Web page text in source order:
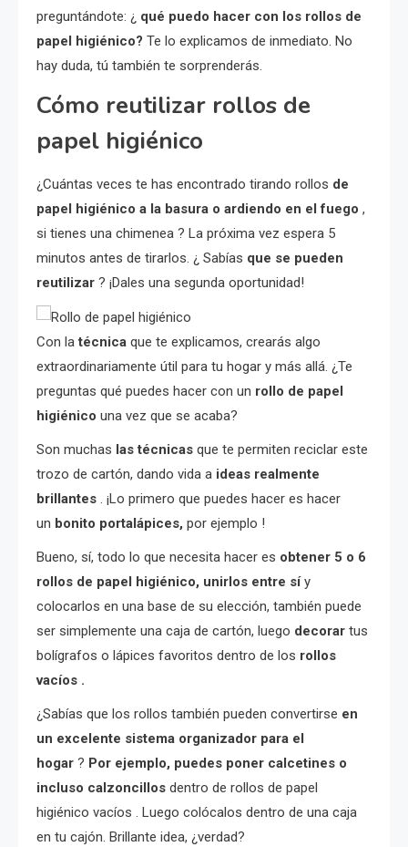
preguntándote: ¿ qué puedo hacer con los rollos de
papel higiénico? Te lo explicamos de inmediato. No
hay duda, tú también te sorprenderás.
Cómo reutilizar rollos de
papel higiénico
¿Cuántas veces te has encontrado tirando rollos de
papel higiénico a la basura o ardiendo en el fuego ,
si tienes una chimenea ? La próxima vez espera 5
minutos antes de tirarlos. ¿ Sabías que se pueden
reutilizar ? ¡Dales una segunda oportunidad!
Con latécnica que te explicamos, crearás algo
extraordinariamente útil para tu hogar y más allá. ¿Te
preguntas qué puedes hacer con un rollo de papel
higiénico una vez que se acaba?
Son muchas las técnicas que te permiten reciclar este
trozo de cartón, dando vida a ideas realmente
brillantes . ¡Lo primero que puedes hacer es hacer
un bonito portalápices, por ejemplo !
Bueno, sí, todo lo que necesita hacer es obtener 5 o 6
rollos de papel higiénico, unirlos entre síy
colocarlos en una base de su elección, también puede
ser simplemente una caja de cartón, luego decorar tus
bolígrafos o lápices favoritos dentro de los rollos
vacíos .
¿Sabías que los rollos también pueden convertirse en
un excelente sistema organizador para el
hogar ? Por ejemplo, puedes poner calcetines o
incluso calzoncillos dentro de rollos de papel
higiénico vacíos . Luego colócalos dentro de una caja
en tu cajón. Brillante idea, ¿verdad?